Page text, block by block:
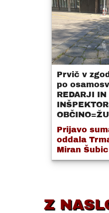
Prvič v
po
REDARJI IN
Prijavo
oddala
Miran Šubic
Z